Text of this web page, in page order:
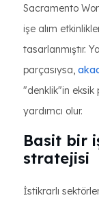
Sacramento
işe alım
tasarlanmıştır.
parçasıysa,
"denklik"in eksik
yardımcı olur.
Basit bir
stratejisi
İstikrarlı